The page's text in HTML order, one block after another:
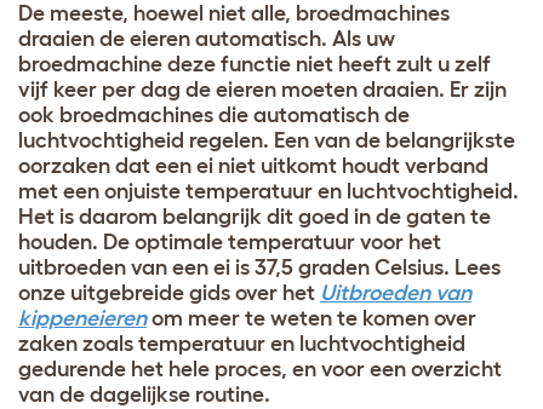
De meeste, hoewel niet alle, broedmachines
draaien de eieren automatisch. Als uw
broedmachine deze functie niet heeft zult u zelf
vijf keer per dag de eieren moeten draaien. Er zijn
ook broedmachines die automatisch de
luchtvochtigheid regelen. Een van de belangrijkste
oorzaken dat een ei niet uitkomt houdt verband
met een onjuiste temperatuur en luchtvochtigheid.
Het is daarom belangrijk dit goed in de gaten te
houden. De optimale temperatuur voor het
uitbroeden van een ei is 37,5 graden Celsius. Lees
onze uitgebreide gids over het Uitbroeden van
kippeneierenom meer te weten te komen over
zaken zoals temperatuur en luchtvochtigheid
gedurende het hele proces, en voor een overzicht
van de dagelijkse routine.